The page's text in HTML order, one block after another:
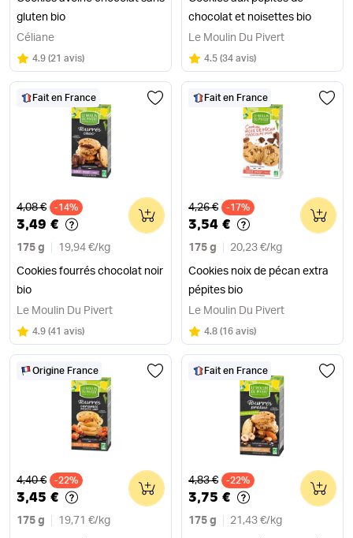
gluten bio
Céliane
Note
4.9 sur 5
(21 avis)
chocolat et noisettes bio
Le Moulin Du Pivert
Note
4.5 sur 5
(34 avis)
Fait en France
Ancien prix
4,08 € -14%
3,49 €
175 g 19,94 €/ kg
Cookies fourrés chocolat noir
bio
0
Le Moulin Du Pivert
Note
4.9 sur 5
(41 avis)
Fait en France
Ancien prix
4,26 € -17%
3,54 €
175 g 20,23 €/ kg
Cookies noix de pécan extra
pépites bio
0
Le Moulin Du Pivert
Note
4.8 sur 5
(16 avis)
Origine France
Ancien prix
4,40 € -22%
3,45 €
175 g 19,71 €/ kg
0
Fait en France
Ancien prix
4,83 € -22%
3,75 €
175 g 21,43 €/ kg
0